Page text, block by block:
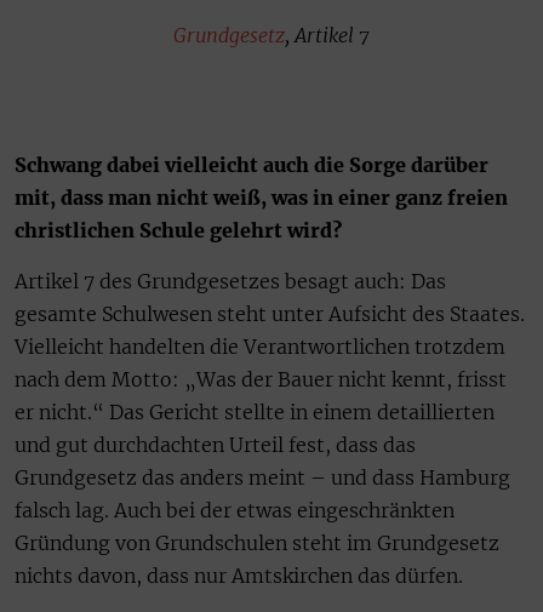
Grundgesetz, Artikel 7
Schwang dabei vielleicht auch die Sorge darüber
mit, dass man nicht weiß, was in einer ganz freien
christlichen Schule gelehrt wird?
Artikel 7 des Grundgesetzes besagt auch: Das
gesamte Schulwesen steht unter Aufsicht des Staates.
Vielleicht handelten die Verantwortlichen trotzdem
nach dem Motto: „Was der Bauer nicht kennt, frisst
er nicht.“ Das Gericht stellte in einem detaillierten
und gut durchdachten Urteil fest, dass das
Grundgesetz das anders meint – und dass Hamburg
falsch lag. Auch bei der etwas eingeschränkten
Gründung von Grundschulen steht im Grundgesetz
nichts davon, dass nur Amtskirchen das dürfen.